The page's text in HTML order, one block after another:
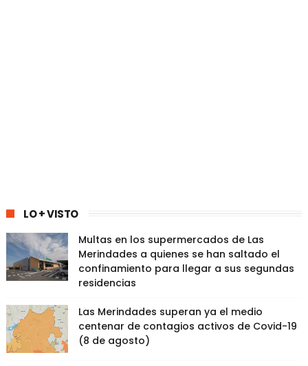
LO + VISTO
Multas en los supermercados de Las
Merindades a quienes se han saltado el
confinamiento para llegar a sus segundas
residencias
Las Merindades superan ya el medio
centenar de contagios activos de Covid-19
(8 de agosto)